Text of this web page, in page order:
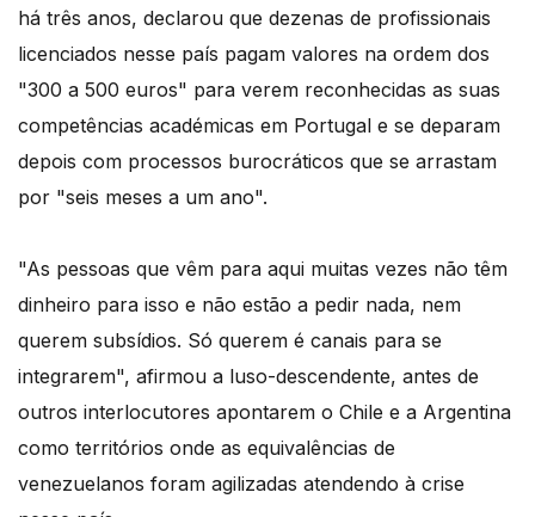
há três anos, declarou que dezenas de profissionais
licenciados nesse país pagam valores na ordem dos
"300 a 500 euros" para verem reconhecidas as suas
competências académicas em Portugal e se deparam
depois com processos burocráticos que se arrastam
por "seis meses a um ano".
"As pessoas que vêm para aqui muitas vezes não têm
dinheiro para isso e não estão a pedir nada, nem
querem subsídios. Só querem é canais para se
integrarem", afirmou a luso-descendente, antes de
outros interlocutores apontarem o Chile e a Argentina
como territórios onde as equivalências de
venezuelanos foram agilizadas atendendo à crise